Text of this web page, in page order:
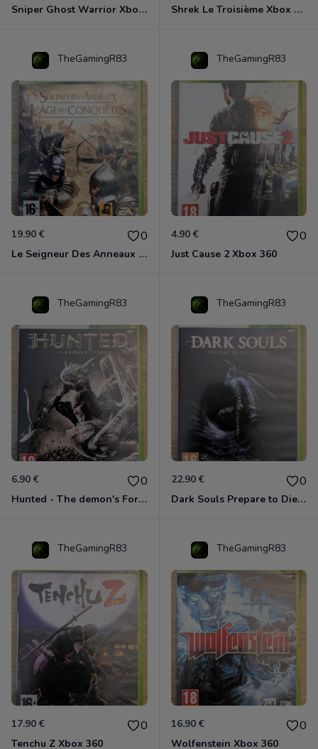
Sniper Ghost Warrior Xbox 360 Shrek Le Troisième Xbox 360
TheGamingR83
19.90 € 0
Le Seigneur Des Anneaux - L'âge Des Conquêtes Xbox 360
TheGamingR83
4.90 € 0
Just Cause 2 Xbox 360
TheGamingR83
6.90 € 0
Hunted - The demon's Forge Xbox 360 (Complet CIB)
TheGamingR83
22.90 € 0
Dark Souls Prepare to Die Edition XBOX 360
TheGamingR83
17.90 € 0
Tenchu Z Xbox 360
TheGamingR83
16.90 € 0
Wolfenstein Xbox 360